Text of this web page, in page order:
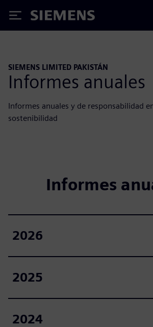
Siemens
SIEMENS LIMITED PAKISTÁN
Informes anuales
Informes anuales y de responsabilidad
sostenibilidad
Informes
2026
2025
2024